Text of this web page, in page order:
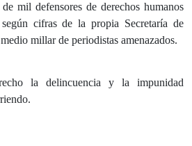
mil defensores de derechos humanos
cifras de la propia Secretaría de
millar de periodistas amenazados.
la delincuencia y la impunidad